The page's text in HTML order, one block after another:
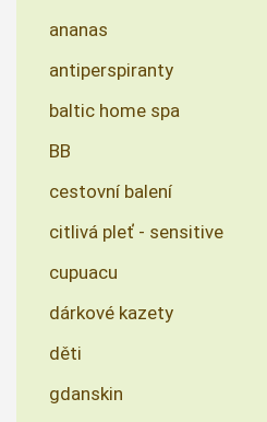
ananas
antiperspiranty
baltic home spa
BB
cestovní balení
citlivá pleť - sensitive
cupuacu
dárkové kazety
děti
gdanskin